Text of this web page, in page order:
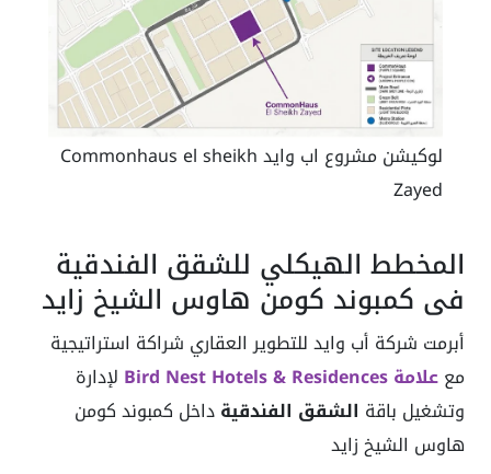
لوكيشن مشروع اب وايد Commonhaus el sheikh
Zayed
المخطط الهيكلي للشقق الفندقية
في كمبوند كومن هاوس الشيخ زايد
أبرمت شركة أب وايد للتطوير العقاري شراكة استراتيجية
مععلامة Bird Nest Hotels & Residences
لإدارة
وتشغيل باقة الشقق الفندقيةداخل كمبوند كومن
هاوس الشيخ زايد